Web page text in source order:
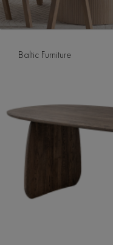
Baltic Furniture